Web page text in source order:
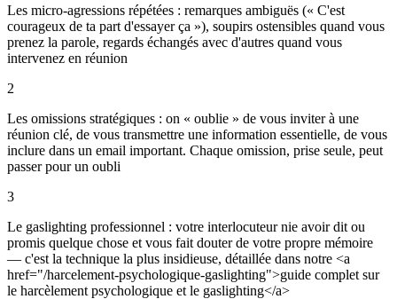
Les micro-agressions répétées : remarques ambiguës (« C'est
courageux de ta part d'essayer ça »), soupirs ostensibles quand vous
prenez la parole, regards échangés avec d'autres quand vous
intervenez en réunion
2
Les omissions stratégiques : on « oublie » de vous inviter à une
réunion clé, de vous transmettre une information essentielle, de vous
inclure dans un email important. Chaque omission, prise seule, peut
passer pour un oubli
3
Le gaslighting professionnel : votre interlocuteur nie avoir dit ou
promis quelque chose et vous fait douter de votre propre mémoire
— c'est la technique la plus insidieuse, détaillée dans notre <a
href="/harcelement-psychologique-gaslighting">guide complet sur
le harcèlement psychologique et le gaslighting</a>